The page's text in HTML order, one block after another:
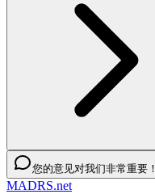
您的意见对我们非常重要！
MADRS.net